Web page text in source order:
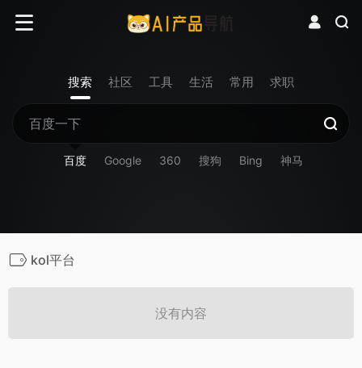
搜索 社区 工具 生活 常用 求职
百度 Google 360 搜狗 Bing 神马
kol平台
没有内容